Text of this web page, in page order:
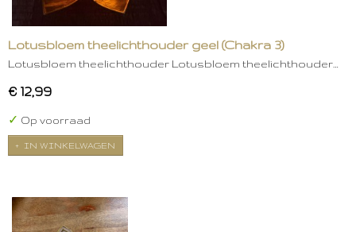
Lotusbloem theelichthouder geel (Chakra 3)
Lotusbloem theelichthouder Lotusbloem theelichthouder…
€ 12,99
✓ Op voorraad
IN WINKELWAGEN